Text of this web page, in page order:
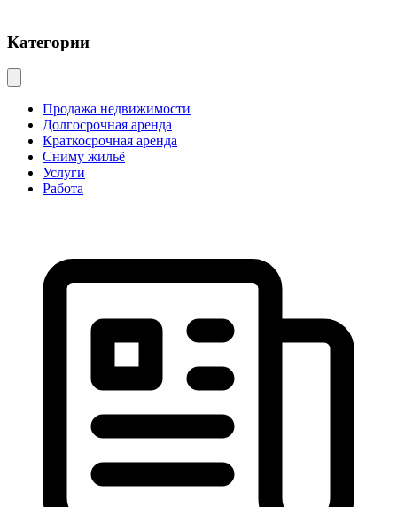
Категории
Продажа недвижимости
Долгосрочная аренда
Краткосрочная аренда
Сниму жильё
Услуги
Работа